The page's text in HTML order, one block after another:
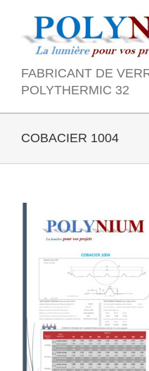
content
FABRICANT DE
POLYTHERMIC 32
COBACIER 1004